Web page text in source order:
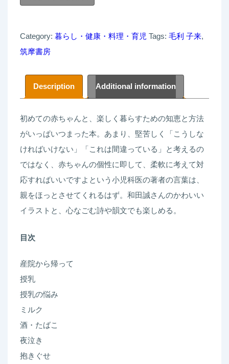
ち
ん
の
暮
ら
し
毛
利
子
来
quantity
Category: 暮らし・健康・料理・育児 Tags: 毛利 子来,
筑摩書房
Description Additional information
初めての赤ちゃんと、楽しく暮らすための知恵と方法
がいっぱいつまった本。あまり、堅苦しく「こうしな
ければいけない」「これは間違っている」と考えるの
ではなく、赤ちゃんの個性に即して、柔軟に考えて対
応すればいいですよという小児科医の著者の言葉は、
親をほっとさせてくれるはず。和田誠さんのかわいい
イラストと、心なごむ詩や韻文でも楽しめる。
目次
産院から帰って
授乳
授乳の悩み
ミルク
酒・たばこ
夜泣き
抱きぐせ